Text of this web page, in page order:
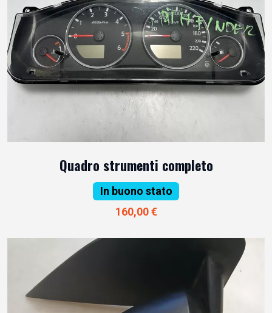
Quadro strumenti completo
In buono stato
160,00 €